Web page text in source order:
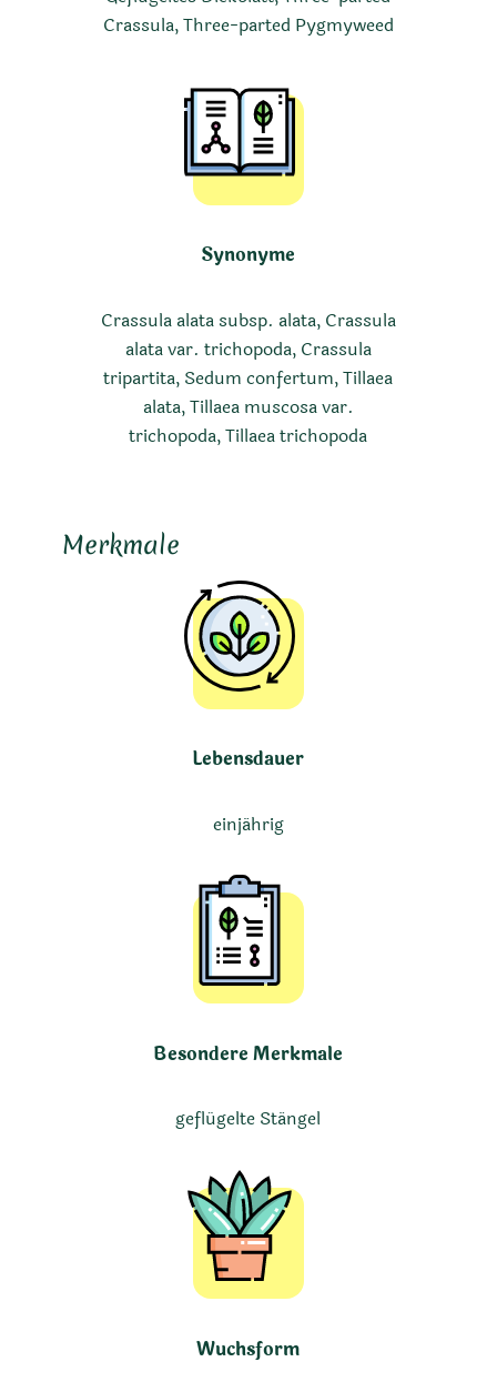
Crassula, Three-parted Pygmyweed
Synonyme
Crassula alata subsp. alata, Crassula
alata var. trichopoda, Crassula
tripartita, Sedum confertum, Tillaea
alata, Tillaea muscosa var.
trichopoda, Tillaea trichopoda
Merkmale
Lebensdauer
einjährig
Besondere Merkmale
geflügelte Stängel
Wuchsform